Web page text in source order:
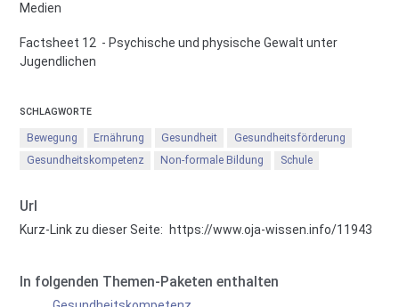
Medien
Factsheet 12 - Psychische und physische Gewalt unter
Jugendlichen
SCHLAGWORTE
Bewegung Ernährung Gesundheit
Gesundheitsförderung
Gesundheitskompetenz
Non-formale Bildung Schule
Url
Kurz-Link zu dieser Seite: https://www.oja-wissen.info/11943
In folgenden Themen-Paketen enthalten